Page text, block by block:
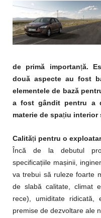
de primă importanță.
două aspecte au fost
elementele de bază
a fost gândit pentru a
materie de spațiu interior
Calități pentru o
Încă de la debutul
specificațiile mașinii,
va trebui să ruleze foarte
de slabă calitate, climat
rece), umiditate
premise de dezvoltare ale